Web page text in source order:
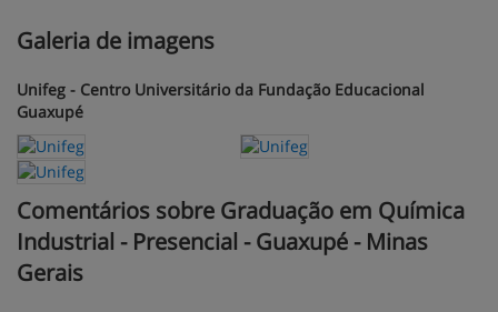
Galeria de imagens
Unifeg - Centro Universitário da Fundação Educacional
Guaxupé
Comentários sobre Graduação em Química
Industrial - Presencial - Guaxupé - Minas
Gerais